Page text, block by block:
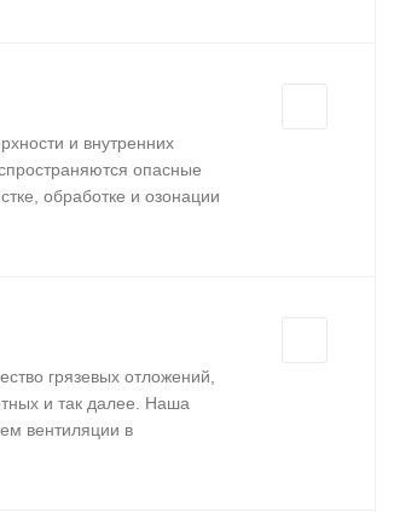
и внутренних
опасные
обработке и озонации
грязевых отложений,
и так далее. Наша
вентиляции в